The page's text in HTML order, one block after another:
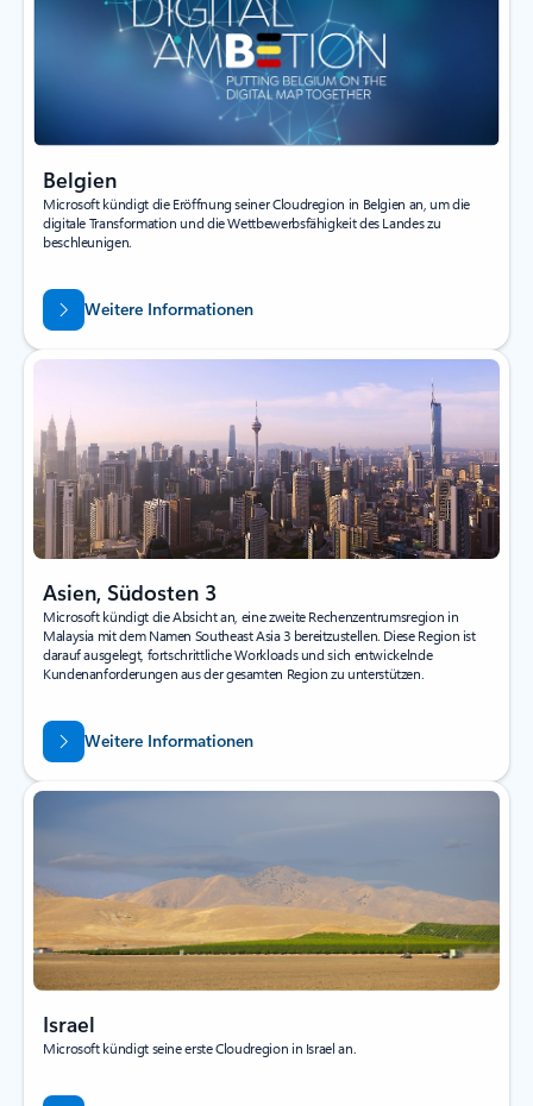
Belgien
Microsoft kündigt die Eröffnung seiner Cloudregion in Belgien an, um die
digitale Transformation und die Wettbewerbsfähigkeit des Landes zu
beschleunigen.
Weitere Informationen
Asien, Südosten 3
Microsoft kündigt die Absicht an, eine zweite Rechenzentrumsregion in
Malaysia mit dem Namen Southeast Asia 3 bereitzustellen. Diese Region ist
darauf ausgelegt, fortschrittliche Workloads und sich entwickelnde
Kundenanforderungen aus der gesamten Region zu unterstützen.
Weitere Informationen
Israel
Microsoft kündigt seine erste Cloudregion in Israel an.